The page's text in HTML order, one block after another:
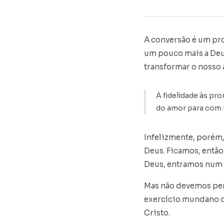
A conversão é um
um pouco mais a
transformar o nosso
A fidelidade às
do amor para com
Infelizmente,
Deus. Ficamos,
Deus, entramos
Mas não devemos
exercício mundano
Cristo.